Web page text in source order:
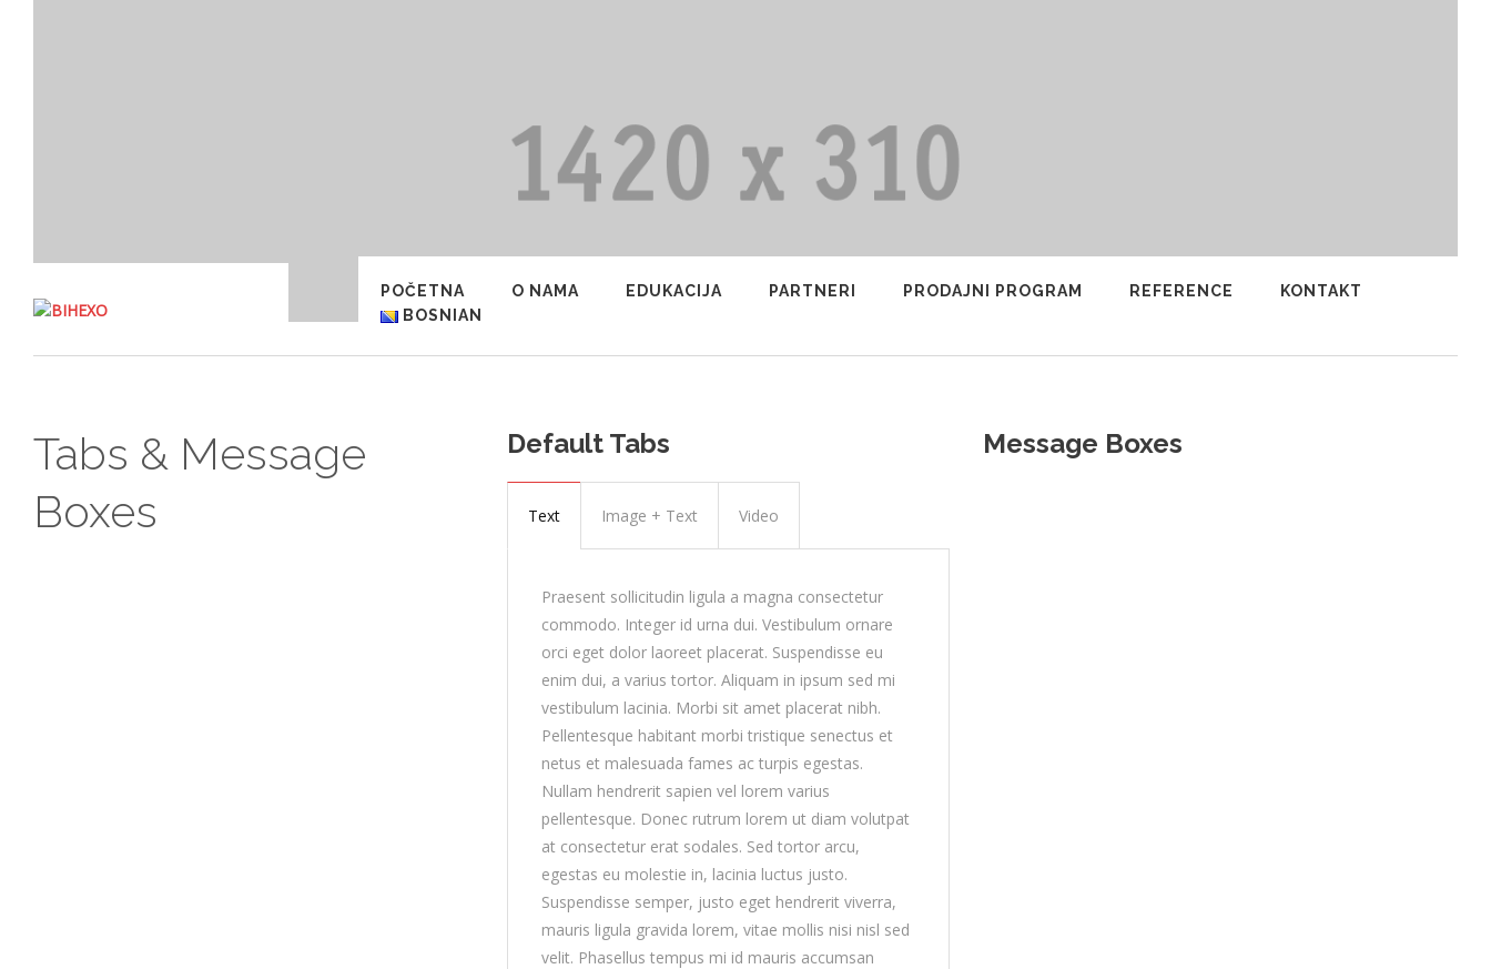
POČETNA O NAMA EDUKACIJA PARTNERI PRODAJNI PROGRAM REFERENCE
KONTAKT
BOSNIAN
Tabs & Message
Boxes
Default Tabs
Text Image + Text Video
Praesent sollicitudin ligula a magna consectetur
commodo. Integer id urna dui. Vestibulum ornare
orci eget dolor laoreet placerat. Suspendisse eu
enim dui, a varius tortor. Aliquam in ipsum sed mi
vestibulum lacinia. Morbi sit amet placerat nibh.
Pellentesque habitant morbi tristique senectus et
netus et malesuada fames ac turpis egestas.
Nullam hendrerit sapien vel lorem varius
pellentesque. Donec rutrum lorem ut diam volutpat
at consectetur erat sodales. Sed tortor arcu,
egestas eu molestie in, lacinia luctus justo.
Suspendisse semper, justo eget hendrerit viverra,
mauris ligula gravida lorem, vitae mollis nisi nisl sed
velit. Phasellus tempus mi id mauris accumsan
Message Boxes